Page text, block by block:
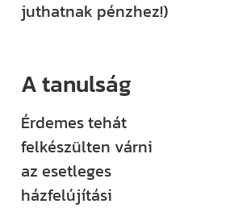
juthatnak pénzhez!)
A tanulság
Érdemes tehát
felkészülten várni
az esetleges
házfelújítási